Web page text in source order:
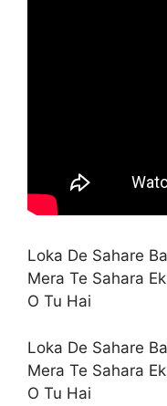
Loka De Sahare
Mera Te Sahara
O Tu Hai
Loka De Sahare
Mera Te Sahara
O Tu Hai